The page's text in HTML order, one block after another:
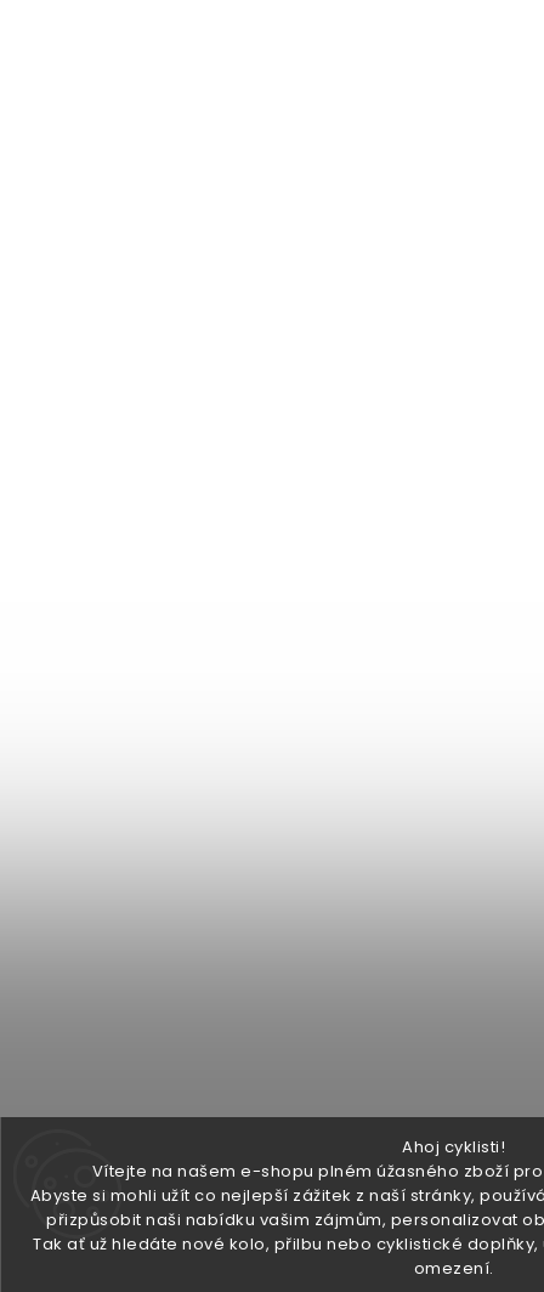
Ahoj cyklisti!
Vítejte na našem e-shopu plném úžasného zboží
Abyste si mohli užít co nejlepší zážitek z naší stránky,
přizpůsobit naši nabídku vašim zájmům, personalizovat
Tak ať už hledáte nové kolo, přilbu nebo cyklistické
omezení.